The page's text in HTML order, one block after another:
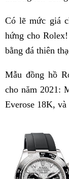
Có lẽ mức giá
hứng cho
bằng đá thiên
Mẫu đồng hồ
cho năm 2021:
Everose 18K,